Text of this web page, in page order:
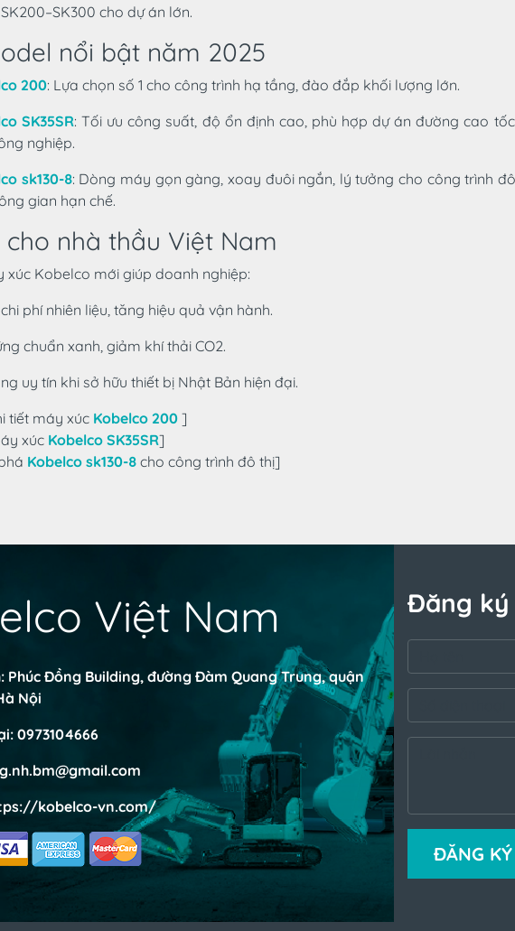
cho dự án lớn.
nổi bật năm 2025
200: Lựa chọn số 1 cho công trình hạ tầng, đào đắp khối lượng lớn.
SK35SR: Tối ưu công suất, độ ổn định cao, phù hợp dự án đường cao
nghiệp.
sk130-8: Dòng máy gọn gàng, xoay đuôi ngắn, lý tưởng cho công trình
gian hạn chế.
cho nhà thầu Việt Nam
xúc Kobelco mới giúp doanh nghiệp:
phí nhiên liệu, tăng hiệu quả vận hành.
chuẩn xanh, giảm khí thải CO2.
uy tín khi sở hữu thiết bị Nhật Bản hiện đại.
tiết máy xúc Kobelco 200 ]
xúc Kobelco SK35SR]
Kobelco sk130-8 cho công trình đô thị]
Việt Nam
Phúc Đồng Building, đường Đàm Quang Trung, quận
Nội
0973104666
kobelco-vn.com/
Đăng ký
ĐĂNG KÝ